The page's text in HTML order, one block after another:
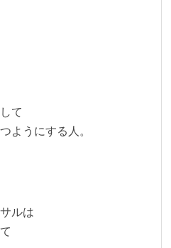
て
ようにする人。
ルは